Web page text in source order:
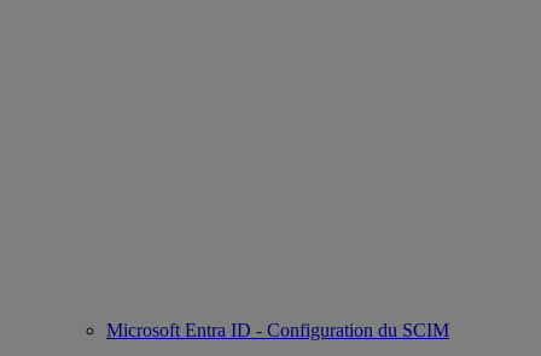
Microsoft Entra ID - Configuration du SCIM